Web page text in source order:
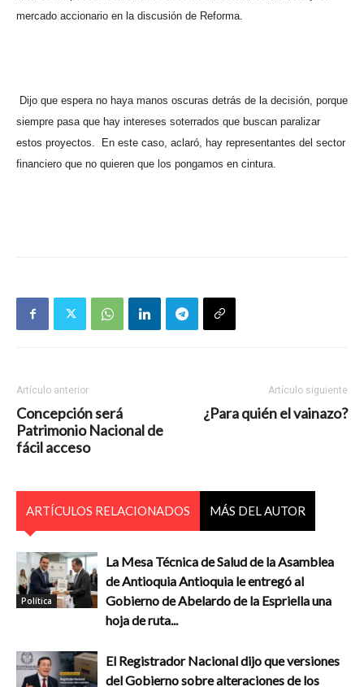
mercado accionario en la discusión de Reforma.
Dijo que espera no haya manos oscuras detrás de la decisión, porque
siempre pasa que hay intereses soterrados que buscan paralizar
estos proyectos.
En este caso, aclaró, hay representantes del sector
financiero que no quieren que los pongamos en cintura.
Artículo anterior
Concepción será
Patrimonio Nacional de
fácil acceso
Artículo siguiente
¿Para quién el vainazo?
ARTÍCULOS RELACIONADOS MÁS DEL AUTOR
Política
La Mesa Técnica de Salud de la Asamblea
de Antioquia Antioquia le entregó al
Gobierno de Abelardo de la Espriella una
hoja de ruta...
El Registrador Nacional dijo que versiones
del Gobierno sobre alteraciones de los